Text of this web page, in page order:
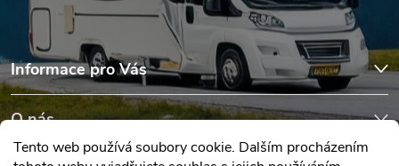
Tento web používá soubory cookie. Dalším procházením
Informace pro Vás
O nás